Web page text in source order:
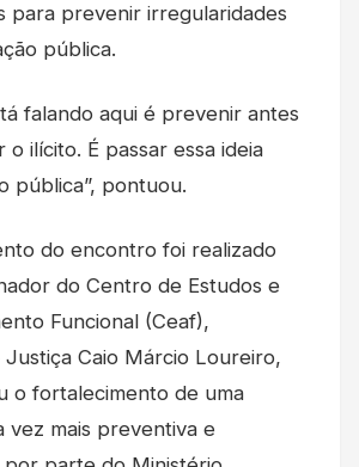
para prevenir irregularidades
pública.
falando aqui é prevenir antes
ilícito. É passar essa ideia
pública”, pontuou.
do encontro foi realizado
do Centro de Estudos e
Funcional (Ceaf),
Caio Márcio Loureiro,
o fortalecimento de uma
vez mais preventiva e